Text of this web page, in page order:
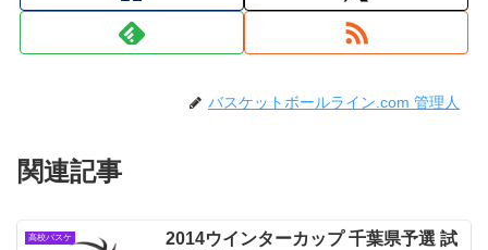
バスケットボールライン.com 管理人
関連記事
高校バスケ
2014ウインターカップ 千葉県予選 試